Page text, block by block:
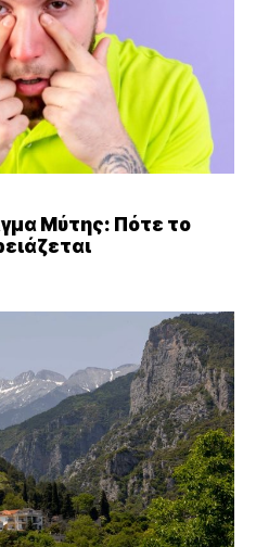
Μύτης: Πότε το